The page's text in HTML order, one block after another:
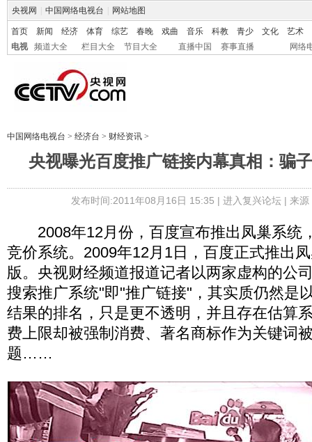
央视网 中国网络电视台 网站地图
首页 新闻 经济 体育 综艺 春晚 戏曲 音乐 科教 青少 文化
艺术
电视
频道大全 栏目大全 节目大全 直播中国 赛事直播 网络
中国网络电视台 > 经济台 > 财经资讯 >
央视曝光百度推广链接内幕真相：骗
发布时间:2011年08月16日 15:35 | 进入复兴论坛| 来源
2008年12月份，百度宣布推出凤巢系统
竞价系统。2009年12月1日，百度正式推出
版。央视财经频道报道记者以两家虚构的公
搜索推广系统"即"推广链接"，其实质仍然是
结果的排名，只是更不透明，并且存在估算
费上限却被强制消费、著名商标作为关键词
题……